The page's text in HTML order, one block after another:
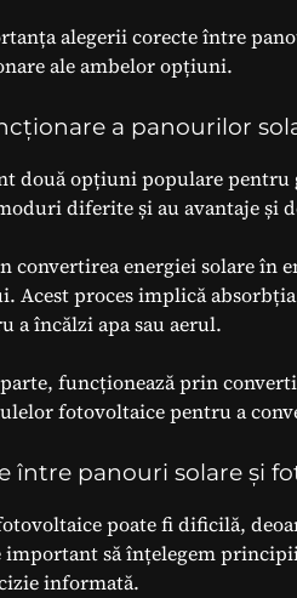
alegerii corecte între
ale ambelor opțiuni.
a panourilor
două opțiuni populare pentru
diferite și au avantaje și
convertirea energiei solare în
Acest proces implică
a încălzi apa sau aerul.
funcționează prin
fotovoltaice pentru a
între panouri solare și
poate fi dificilă,
important să înțelegem
informată.